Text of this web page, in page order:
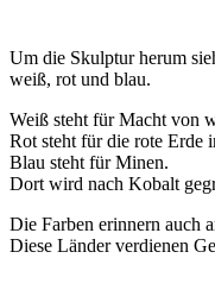
Um die Skulptur herum
weiß, rot und blau.
Weiß steht für Macht von
Rot steht für die rote Erde
Blau steht für Minen.
Dort wird nach Kobalt
Die Farben erinnern auch
Diese Länder verdienen